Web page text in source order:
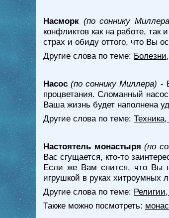
Насморк (по соннику
конфликтов как на работе,
страх и обиду оттого, что Вы
Другие слова по теме:
Насос (по соннику Миллера) -
процветания. Сломанный
Ваша жизнь будет наполнена
Другие слова по теме:
Настоятель монастыря (по
Вас сгущается, кто-то
Если же Вам снится, что Вы
игрушкой в руках хитроумных
Другие слова по теме:
Также можно посмотреть: